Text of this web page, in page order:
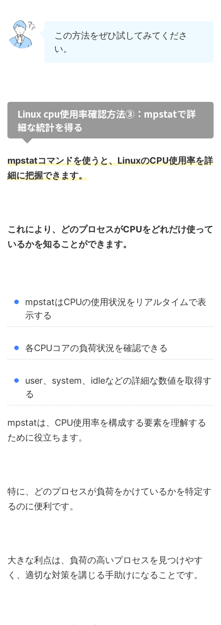
この方法をぜひ試してみてくださ
い。
Linux cpu使用率確認方法③：mpstatで詳
細な統計を得る
mpstatコマンドを使うと、LinuxのCPU使用率を詳
細に把握できます。
これにより、どのプロセスがCPUをどれだけ使って
いるかを知ることができます。
mpstatはCPUの使用状況をリアルタイムで表
示する
各CPUコアの負荷状況を確認できる
user、system、idleなどの詳細な数値を取得す
る
mpstatは、CPU使用率を構成する要素を理解する
ために役立ちます。
特に、どのプロセスが負荷をかけているかを特定す
るのに便利です。
大きな利点は、負荷の高いプロセスを見つけやす
く、適切な対策を講じる手助けになることです。